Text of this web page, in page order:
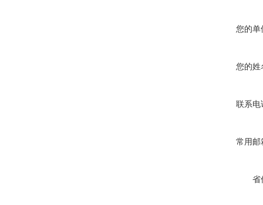
您的单
您的姓
联系电
常用邮
省